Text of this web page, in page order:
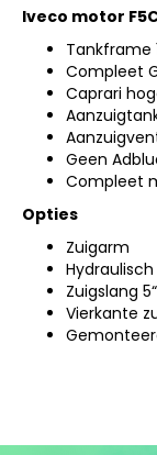
Iveco motor
Tankframe
Compleet
Caprari
Geen
Compleet
Opties
Zuigarm
Zuigslang 5“
Vierkante